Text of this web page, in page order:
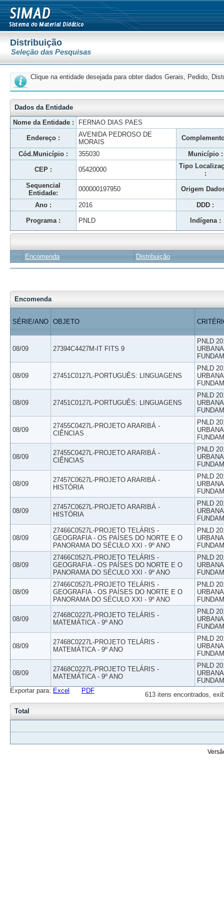
Distribuição
Seleção das Pesquisas
Clique na entidade desejada para obter dados Gerais, Pedido,
Dados da Entidade
Nome da Entidade :
FERNAO DIAS PAES
Endereço :
AVENIDA PEDROSO DE
MORAIS
Cód.Município : 355030 Município :
CEP : 05420000
Tipo
:
Sequencial
Entidade:
000000197950 Origem
Ano : 2016 DDD :
Programa : PNLD Indígena :
Encomenda Distribuição
Encomenda
SÉRIE/ANO OBJETO
08/09 27394C4427M-IT FITS 9
PNLD
08/09 27451C0127L-PORTUGUÊS: LINGUAGENS
PNLD
08/09 27451C0127L-PORTUGUÊS: LINGUAGENS
PNLD
08/09
27455C0427L-PROJETO ARARIBÁ -
CIÊNCIAS
PNLD
08/09
27455C0427L-PROJETO ARARIBÁ -
CIÊNCIAS
PNLD
08/09
27457C0627L-PROJETO ARARIBÁ -
HISTÓRIA
PNLD
08/09
27457C0627L-PROJETO ARARIBÁ -
HISTÓRIA
PNLD
08/09
27466C0527L-PROJETO TELÁRIS -
GEOGRAFIA - OS PAÍSES DO NORTE E O
PANORAMA DO SÉCULO XXI - 9º ANO
PNLD
08/09
27466C0527L-PROJETO TELÁRIS -
GEOGRAFIA - OS PAÍSES DO NORTE E O
PANORAMA DO SÉCULO XXI - 9º ANO
PNLD
08/09
27466C0527L-PROJETO TELÁRIS -
GEOGRAFIA - OS PAÍSES DO NORTE E O
PANORAMA DO SÉCULO XXI - 9º ANO
PNLD
08/09
27468C0227L-PROJETO TELÁRIS -
MATEMÁTICA - 9º ANO
PNLD
08/09
27468C0227L-PROJETO TELÁRIS -
MATEMÁTICA - 9º ANO
PNLD
08/09
27468C0227L-PROJETO TELÁRIS -
MATEMÁTICA - 9º ANO
PNLD
613 itens encontrados,
Exportar para: Excel PDF
Total